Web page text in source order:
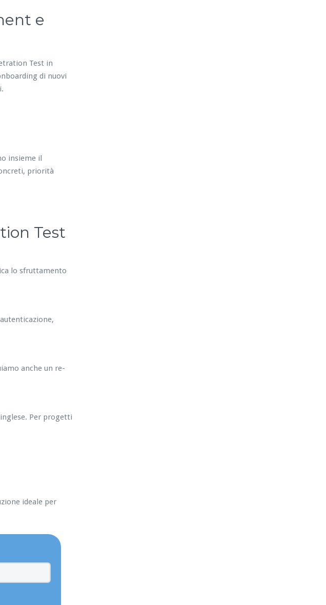
e
Test in
di nuovi
insieme il
priorità
Test
lo sfruttamento
anche un re-
Per progetti
ideale per